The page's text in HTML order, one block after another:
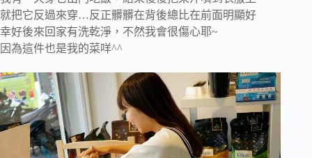
就把它反過來穿…反正髒髒在背後總比在前面明顯好
幸好後來回家有洗乾淨，不然我會很傷心耶~
因為這件也是我的菜咩^^